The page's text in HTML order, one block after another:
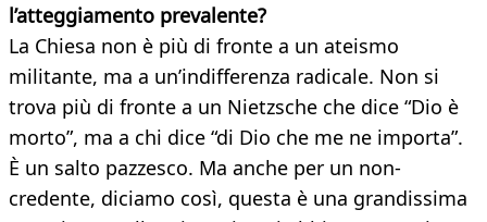
l’atteggiamento prevalente?
La Chiesa non è più di fronte a un ateismo
militante, ma a un’indifferenza radicale. Non si
trova più di fronte a un Nietzsche che dice “Dio è
morto”, ma a chi dice “di Dio che me ne importa”.
È un salto pazzesco. Ma anche per un non-
credente, diciamo così, questa è una grandissima